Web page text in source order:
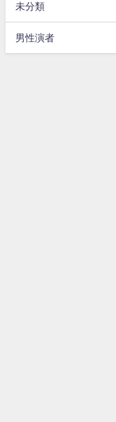
未分類
男性演者